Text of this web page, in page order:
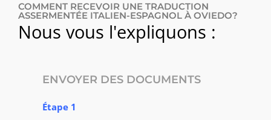
COMMENT RECEVOIR UNE TRADUCTION
ASSERMENTÉE ITALIEN-ESPAGNOL À OVIEDO?
Nous vous l'expliquons :
ENVOYER DES DOCUMENTS
Étape 1